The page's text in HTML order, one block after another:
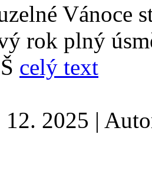
Vánoce
rok plný
celý text
12. 2025 |